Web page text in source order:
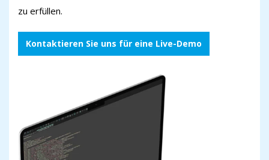
zu erfüllen.
Kontaktieren Sie uns für eine Live-Demo